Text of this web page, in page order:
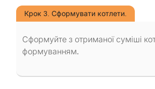
Крок 3. Сформувати котлети.
Сформуйте з отриманої суміші
формуванням.